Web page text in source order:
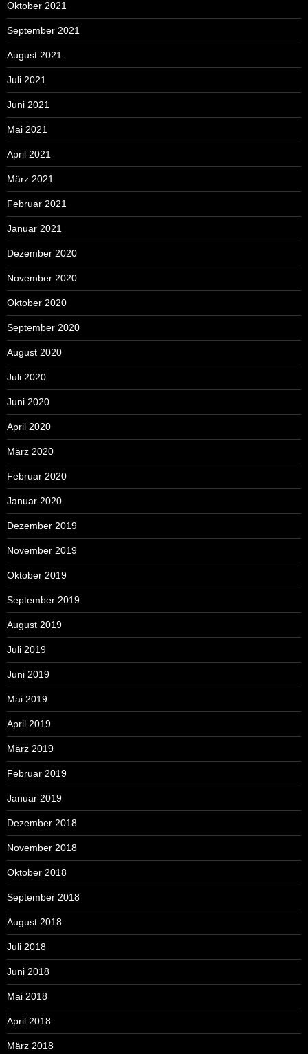
Oktober 2021
September 2021
August 2021
Juli 2021
Juni 2021
Mai 2021
April 2021
März 2021
Februar 2021
Januar 2021
Dezember 2020
November 2020
Oktober 2020
September 2020
August 2020
Juli 2020
Juni 2020
April 2020
März 2020
Februar 2020
Januar 2020
Dezember 2019
November 2019
Oktober 2019
September 2019
August 2019
Juli 2019
Juni 2019
Mai 2019
April 2019
März 2019
Februar 2019
Januar 2019
Dezember 2018
November 2018
Oktober 2018
September 2018
August 2018
Juli 2018
Juni 2018
Mai 2018
April 2018
März 2018